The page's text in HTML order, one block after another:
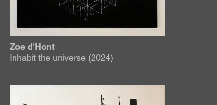
Zoe d'Hont
Inhabit the universe (2024)